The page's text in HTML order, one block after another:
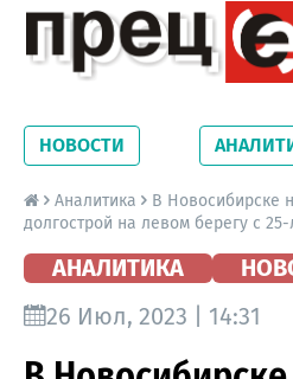
Новосибирской
новости на сайте
Precedent.
НОВОСТИ
Аналитика
В Новосибирске
долгострой на левом берегу с
АНАЛИТИКА
26 Июл, 2023 | 14:31